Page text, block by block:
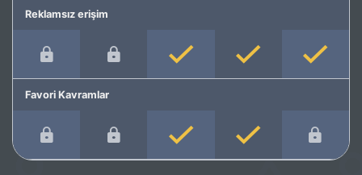
Reklamsız erişim
Favori Kavramlar